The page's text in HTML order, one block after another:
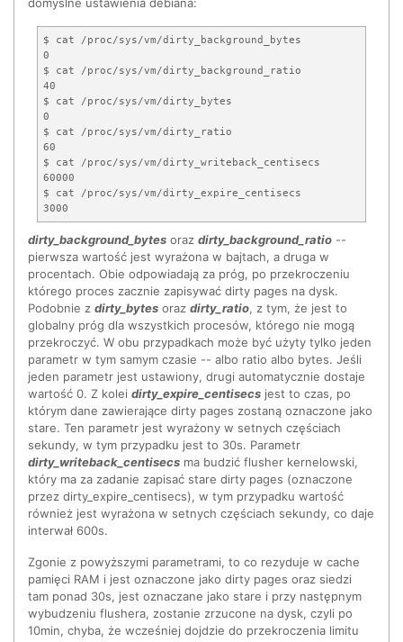
domyślne ustawienia debiana:
$ cat /proc/sys/vm/dirty_background_bytes
0
$ cat /proc/sys/vm/dirty_background_ratio
40
$ cat /proc/sys/vm/dirty_bytes
0
$ cat /proc/sys/vm/dirty_ratio
60
$ cat /proc/sys/vm/dirty_writeback_centisecs
60000
$ cat /proc/sys/vm/dirty_expire_centisecs
3000
dirty_background_bytes oraz dirty_background_ratio --
pierwsza wartość jest wyrażona w bajtach, a druga w
procentach. Obie odpowiadają za próg, po przekroczeniu
którego proces zacznie zapisywać dirty pages na dysk.
Podobnie z dirty_bytes oraz dirty_ratio, z tym, że jest to
globalny próg dla wszystkich procesów, którego nie mogą
przekroczyć. W obu przypadkach może być użyty tylko jeden
parametr w tym samym czasie -- albo ratio albo bytes. Jeśli
jeden parametr jest ustawiony, drugi automatycznie dostaje
wartość 0. Z kolei dirty_expire_centisecs jest to czas, po
którym dane zawierające dirty pages zostaną oznaczone jako
stare. Ten parametr jest wyrażony w setnych częściach
sekundy, w tym przypadku jest to 30s. Parametr
dirty_writeback_centisecs ma budzić flusher kernelowski,
który ma za zadanie zapisać stare dirty pages (oznaczone
przez dirty_expire_centisecs), w tym przypadku wartość
również jest wyrażona w setnych częściach sekundy, co daje
interwał 600s.
Zgonie z powyższymi parametrami, to co rezyduje w cache
pamięci RAM i jest oznaczone jako dirty pages oraz siedzi
tam ponad 30s, jest oznaczane jako stare i przy następnym
wybudzeniu flushera, zostanie zrzucone na dysk, czyli po
10min, chyba, że wcześniej dojdzie do przekroczenia limitu